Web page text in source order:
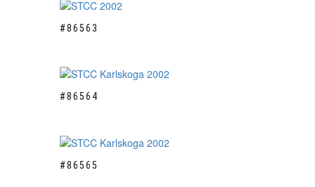
#86563
#86564
#86565